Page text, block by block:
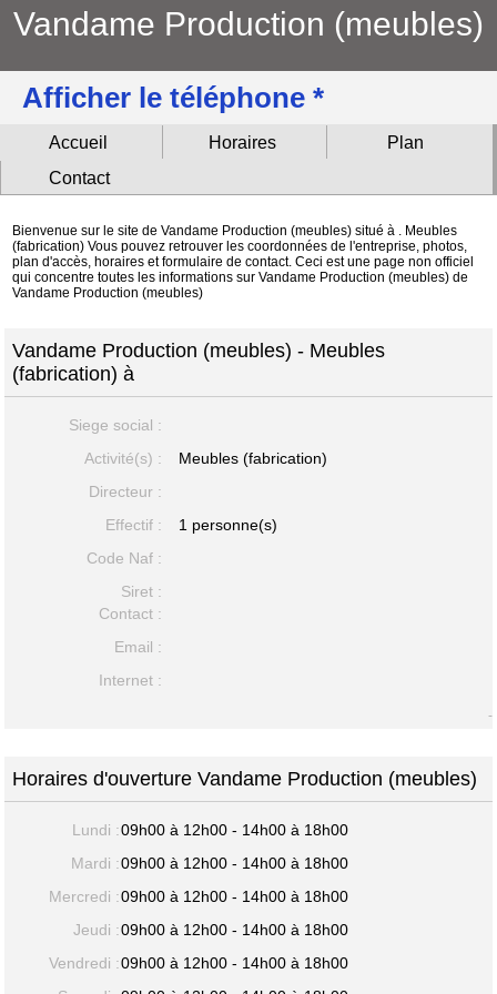
Vandame Production (meubles)
Afficher le téléphone *
Accueil Horaires
Plan
Contact
Bienvenue sur le site de Vandame Production (meubles) situé à . Meubles
(fabrication) Vous pouvez retrouver les coordonnées de l'entreprise, photos,
plan d'accès, horaires et formulaire de contact. Ceci est une page non officiel
qui concentre toutes les informations sur Vandame Production (meubles) de
Vandame Production (meubles)
Vandame Production (meubles) - Meubles
(fabrication) à
Siege social :
Activité(s) :
Meubles (fabrication)
Directeur :
Effectif :
1 personne(s)
Code Naf :
Siret :
Contact :
Email :
Internet :
-
Horaires d'ouverture Vandame Production (meubles)
Lundi :09h00 à 12h00 - 14h00 à 18h00
Mardi :09h00 à 12h00 - 14h00 à 18h00
Mercredi :09h00 à 12h00 - 14h00 à 18h00
Jeudi :09h00 à 12h00 - 14h00 à 18h00
Vendredi :09h00 à 12h00 - 14h00 à 18h00